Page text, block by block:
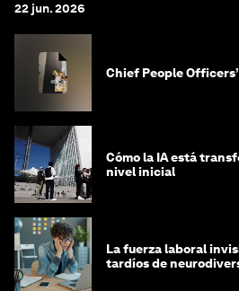
22 jun. 2026
Chief People
Cómo la IA está
nivel inicial
La fuerza laboral
tardíos de